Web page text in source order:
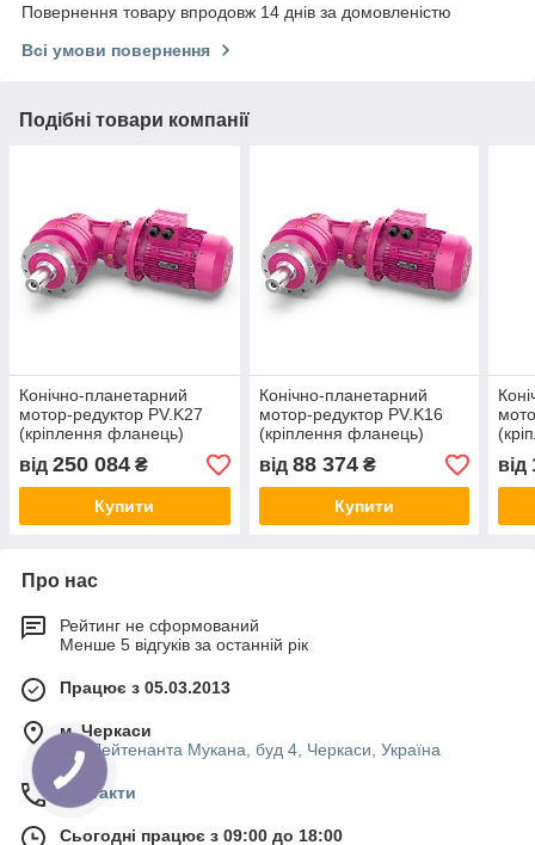
Повернення товару впродовж 14 днів за домовленістю
Всі умови повернення
Подібні товари компанії
Конічно-планетарний
мотор-редуктор PV.K27
(кріплення фланець)
від 250 084 ₴
Купити
Конічно-планетарний
мотор-редуктор PV.K16
(кріплення фланець)
від 88 374₴
Купити
від
Про нас
Рейтинг не сформований
Менше 5 відгуків за останній рік
Працює з 05.03.2013
м. Черкаси
вул.Лейтенанта Мукана, буд 4, Черкаси, Україна
Контакти
Сьогодні працює з 09:00 до 18:00